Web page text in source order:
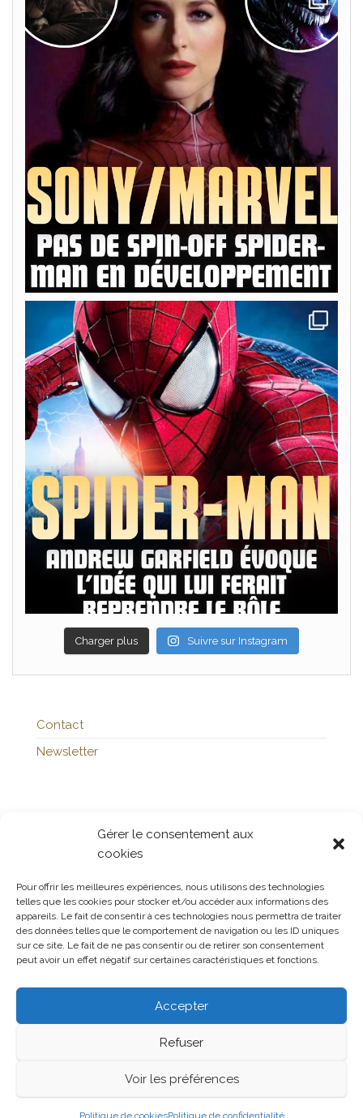
Gérer le consentement aux
cookies
Pour offrir les meilleures expériences, nous utilisons des technologies
telles que les cookies pour stocker et/ou accéder aux informations des
appareils. Le fait de consentir à ces technologies nous permettra de traiter
des données telles que le comportement de navigation ou les ID uniques
sur ce site. Le fait de ne pas consentir ou de retirer son consentement
peut avoir un effet négatif sur certaines caractéristiques et fonctions.
Accepter
Refuser
Voir les préférences
Politique de cookiesPolitique de confidentialité
Charger plus Suivre sur Instagram
Contact
Newsletter
Politique de confidentialité
Politique de cookies (UE)
Soutenir la page
Fièrement propulsé parWordPress
Blog